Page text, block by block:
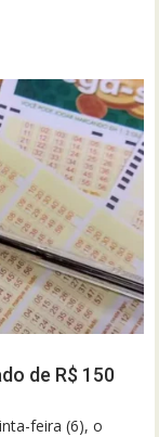
de R$ 150
feira (6), o